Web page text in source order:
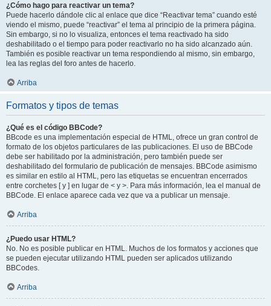
¿Cómo hago para reactivar un tema?
Puede hacerlo dándole clic al enlace que dice “Reactivar tema” cuando esté
viendo el mismo, puede “reactivar” el tema al principio de la primera página.
Sin embargo, si no lo visualiza, entonces el tema reactivado ha sido
deshabilitado o el tiempo para poder reactivarlo no ha sido alcanzado aún.
También es posible reactivar un tema respondiendo al mismo, sin embargo,
lea las reglas del foro antes de hacerlo.
Arriba
Formatos y tipos de temas
¿Qué es el código BBCode?
BBcode es una implementación especial de HTML, ofrece un gran control de
formato de los objetos particulares de las publicaciones. El uso de BBCode
debe ser habilitado por la administración, pero también puede ser
deshabilitado del formulario de publicación de mensajes. BBCode asimismo
es similar en estilo al HTML, pero las etiquetas se encuentran encerrados
entre corchetes [ y ] en lugar de < y >. Para más información, lea el manual de
BBCode. El enlace aparece cada vez que va a publicar un mensaje.
Arriba
¿Puedo usar HTML?
No. No es posible publicar en HTML. Muchos de los formatos y acciones que
se pueden ejecutar utilizando HTML pueden ser aplicados utilizando
BBCodes.
Arriba